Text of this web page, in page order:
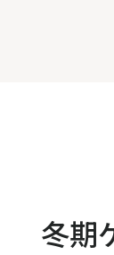
冬期